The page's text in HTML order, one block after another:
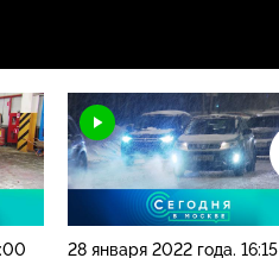
28 января 2022 года. 16:15